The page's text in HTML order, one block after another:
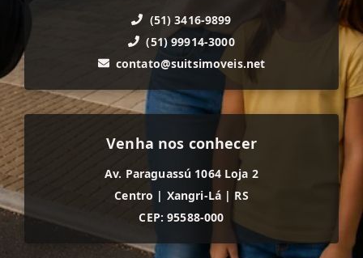
(51) 3416-9899
(51) 99914-3000
contato@suitsimoveis.net
Venha nos conhecer
Av. Paraguassú 1064 Loja 2
Centro | Xangri-Lá | RS
CEP: 95588-000